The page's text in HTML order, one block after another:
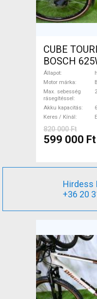
CUBE
BOSCH
Trekking/
Bosch 601-
ELADÓ
Állapot
Motor márka
Max. sebesség
rásegítéssel
Akku kapacitás
Keres / Kínál
820 000 Ft
599 000 Ft
Hirdess
+36 20